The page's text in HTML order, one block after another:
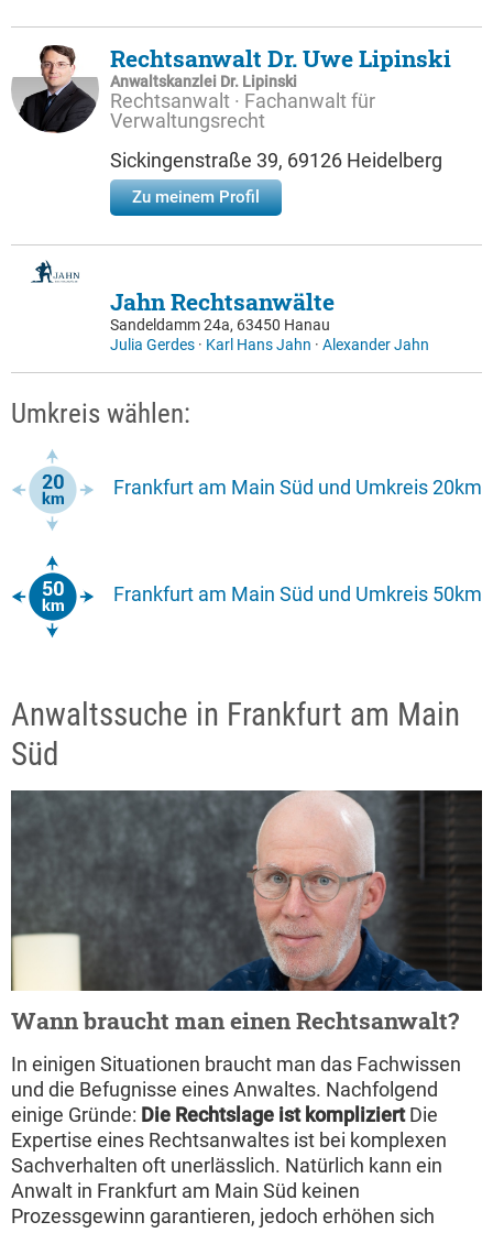
Rechtsanwalt Dr. Uwe Lipinski
Anwaltskanzlei Dr. Lipinski
Rechtsanwalt · Fachanwalt für
Verwaltungsrecht
Sickingenstraße 39, 69126 Heidelberg
Zu meinem Profil
Jahn Rechtsanwälte
Sandeldamm 24a, 63450 Hanau
Julia Gerdes · Karl Hans Jahn · Alexander Jahn
Umkreis wählen:
Frankfurt am Main Süd und Umkreis 20km
Frankfurt am Main Süd und Umkreis 50km
Anwaltssuche in Frankfurt am Main
Süd
Wann braucht man einen Rechtsanwalt?
In einigen Situationen braucht man das Fachwissen
und die Befugnisse eines Anwaltes. Nachfolgend
einige Gründe: Die Rechtslage ist kompliziertDie
Expertise eines Rechtsanwaltes ist bei komplexen
Sachverhalten oft unerlässlich. Natürlich kann ein
Anwalt in Frankfurt am Main Süd keinen
Prozessgewinn garantieren, jedoch erhöhen sich